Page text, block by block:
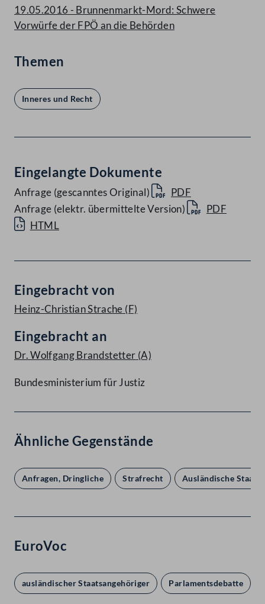
19.05.2016 - Brunnenmarkt-Mord: Schwere
Vorwürfe der FPÖ an die Behörden
Themen
Inneres und Recht
Eingelangte Dokumente
Anfrage (gescanntes Original)
PDF
Anfrage (elektr. übermittelte Version)
PDF
HTML
Eingebracht von
Heinz-Christian Strache (F)
Eingebracht an
Dr. Wolfgang Brandstetter (A)
Bundesministerium für Justiz
Ähnliche Gegenstände
Anfragen, Dringliche Strafrecht Ausländische
EuroVoc
ausländischer Staatsangehöriger Parlamentsdebatte